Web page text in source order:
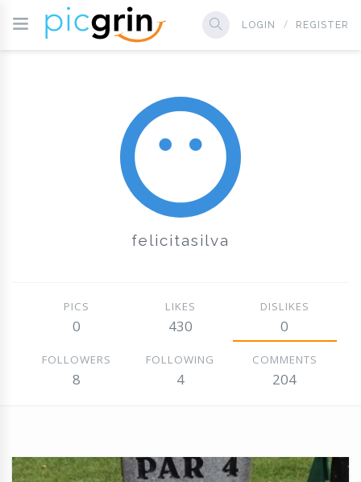
LOGIN REGISTER
felicitasilva
PICS
0
LIKES
430
DISLIKES
0
FOLLOWERS
8
FOLLOWING
4
COMMENTS
204